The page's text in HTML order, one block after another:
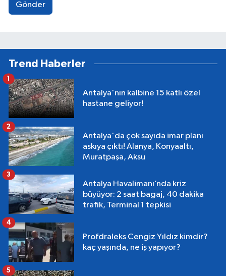
Gönder
Trend Haberler
Antalya'nın kalbine 15 katlı özel
hastane geliyor!
1
Antalya'da çok sayıda imar planı
askıya çıktı! Alanya, Konyaaltı,
Muratpaşa, Aksu
2
Antalya Havalimanı’nda kriz
büyüyor: 2 saat bagaj, 40 dakika
trafik, Terminal 1 tepkisi
3
Profdraleks Cengiz Yıldız kimdir?
kaç yaşında, ne iş yapıyor?
4
5